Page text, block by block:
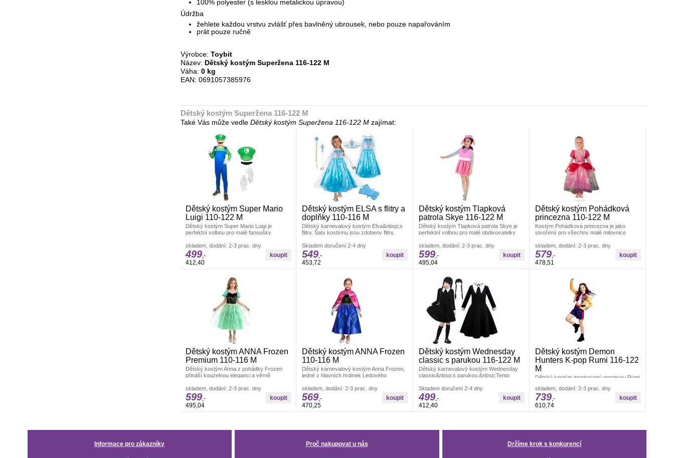
100% polyester (s lesklou metalickou úpravou)
Údržba
žehlete každou vrstvu zvlášť přes bavlněný ubrousek, nebo pouze napařováním
prát pouze ručně
Výrobce: Toybit
Název: Dětský kostým Superžena 116-122 M
Váha: 0 kg
EAN: 0691057385976
Dětský kostým Superžena 116-122 M
Také Vás může vedle Dětský kostým Superžena 116-122 Mzajímat:
Dětský kostým Super Mario
Luigi 110-122 M
Dětský kostým Super Mario Luigi je
perfektní volbou pro malé fanoušky
série.Tento
skladem, dodání: 2-3 prac. dny
499,-
412,40
Dětský kostým ELSA s flitry a
doplňky 110-116 M
Dětský karnevalový kostým Elsa&nbsp;s
flitry. Šaty kostýmu jsou zdobeny flitry,
Skladem doručení 2-4 dny
549 ,-
453,72
Dětský kostým Tlapková
patrola Skye 116-122 M
Dětský kostým Tlapková patrola Skye je
perfektní volbou pro malé obdivovatelky
skladem, dodání: 2-3 prac. dny
599,-
495,04
Dětský kostým Pohádková
princezna 110-122 M
Kostým Pohádková princezna je jako
stvořený pro všechny malé milovnice
bohatým
skladem, dodání: 2-3 prac. dny
579 ,-
478,51
Dětský kostým ANNA Frozen
Premium 110-116 M
Dětský kostým Anna z pohádky Frozen
přináší kouzelnou eleganci a věrně
skladem, dodání: 2-3 prac. dny
599,-
495,04
Dětský kostým ANNA Frozen
110-116 M
Dětský karnevalový kostým Anna Frozen,
jedné z hlavních hrdinek Ledového
skladem, dodání: 2-3 prac. dny
569,-
470,25
Dětský kostým Wednesday
classic s parukou 116-122 M
Dětský karnevalový kostým Wednesday
classic&nbsp;s parukou.&nbsp;Tento
Skladem doručení 2-4 dny
499,-
412,40
Dětský kostým Demon
Hunters K-pop Rumi 116-122
M
Dětský kostým inspirovaný postavou Rumi
je skvělou volbou pro malé fanoušky
skladem, dodání: 2-3 prac. dny
739,-
610,74
Informace pro zákazníky Proč nakupovat u nás Držíme krok s konkurencí